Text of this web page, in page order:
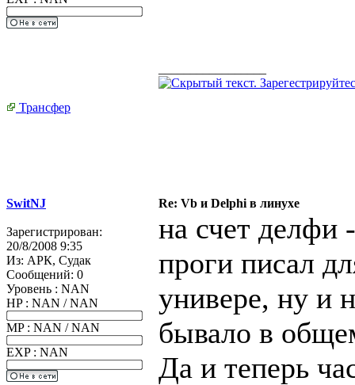
Трансфер
SwitNJ Re: Vb и Delphi в линухе
Зарегистрирован:
20/8/2008 9:35
Из: АРК, Судак
Сообщений: 0
Уровень : NAN
HP : NAN / NAN
MP : NAN / NAN
EXP : NAN
на счет делфи
проги писал
универе, ну и
бывало в
Да и теперь